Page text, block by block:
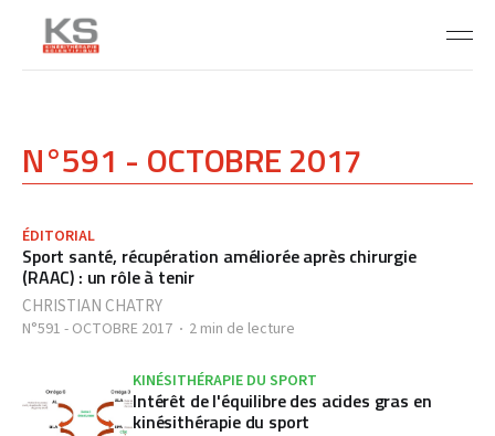
N°591 - OCTOBRE 2017
ÉDITORIAL
Sport santé, récupération améliorée après chirurgie
(RAAC) : un rôle à tenir
CHRISTIAN CHATRY
N°591 - OCTOBRE 2017 2 min de lecture
KINÉSITHÉRAPIE DU SPORT
Intérêt de l'équilibre des acides gras en
kinésithérapie du sport